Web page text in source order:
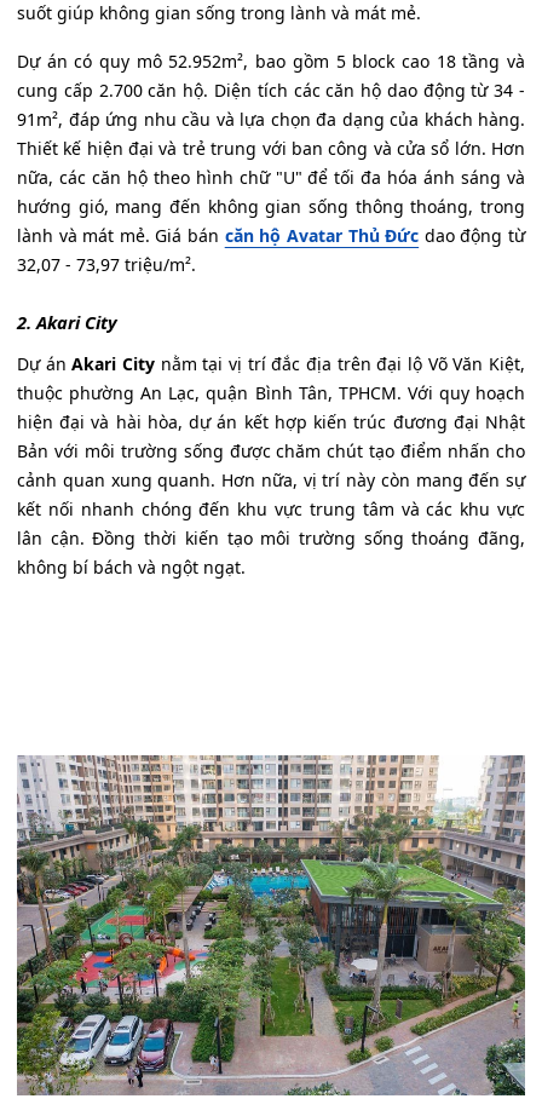
suốt giúp không gian sống trong lành và mát mẻ.
Dự án có quy mô 52.952m², bao gồm 5 block cao 18 tầng và
cung cấp 2.700 căn hộ. Diện tích các căn hộ dao động từ 34 -
91m², đáp ứng nhu cầu và lựa chọn đa dạng của khách hàng.
Thiết kế hiện đại và trẻ trung với ban công và cửa sổ lớn. Hơn
nữa, các căn hộ theo hình chữ "U" để tối đa hóa ánh sáng và
hướng gió, mang đến không gian sống thông thoáng, trong
lành và mát mẻ. Giá bán căn hộ Avatar Thủ Đức dao động từ
32,07 - 73,97 triệu/m².
2. Akari City
Dự ánAkari City nằm tại vị trí đắc địa trên đại lộ Võ Văn Kiệt,
thuộc phường An Lạc, quận Bình Tân, TPHCM. Với quy hoạch
hiện đại và hài hòa, dự án kết hợp kiến trúc đương đại Nhật
Bản với môi trường sống được chăm chút tạo điểm nhấn cho
cảnh quan xung quanh. Hơn nữa, vị trí này còn mang đến sự
kết nối nhanh chóng đến khu vực trung tâm và các khu vực
lân cận. Đồng thời kiến tạo môi trường sống thoáng đãng,
không bí bách và ngột ngạt.